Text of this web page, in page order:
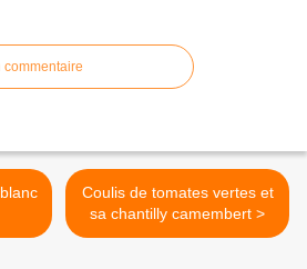
commentaire
Coulis de tomates vertes et
sa chantilly camembert >